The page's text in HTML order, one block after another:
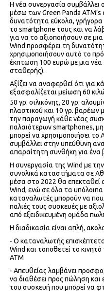
Η νέα συνεργασία συμβάλλει
μέσω των Green Panda ΑΤΜ’s
δυνατότητα εύκολα,
το smartphone τους και να
για να το αξιοποιήσουν σε
Wind προσφέρει τη
χρησιμοποιήσουν αυτό το
έκπτωση 100 ευρώ με μια νέα
σταθερής).
Αξίζει να αναφερθεί ότι για
εξασφαλίζεται μείωση 60
50 γρ. σιλικόνης, 20 γρ.
πλαστικού και 10 γρ. βαρέων
την παραγωγή κάθε νέας
παλαιότερων smartphones,
μπορεί να χρησιμοποιήσει το
συμβάλλει στην υπεύθυνη
απαραίτητη συνθήκη για ένα
H συνεργασία της Wind με την
συνολικά καταστήματα σε
μέσα στο 2022 θα επεκταθεί
Wind, ενώ σε όλα τα
καταναλωτές μπορούν να
παλιές τους συσκευές με
από εξειδικευμένη ομάδα
Η διαδικασία είναι απλή,
- Ο καταναλωτής
Wind και τοποθετεί το
ATM
- Απευθείας λαμβάνει
να διαθέσει προς πώληση και
του συσκευή που μπορεί να